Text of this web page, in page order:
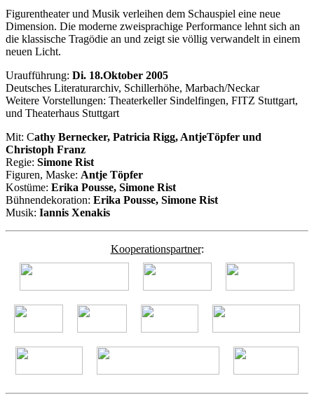
Figurentheater und Musik verleihen dem Schauspiel eine neue
Dimension. Die moderne zweisprachige Performance lehnt sich an
die klassische Tragödie an und zeigt sie völlig verwandelt in einem
neuen Licht.
Uraufführung: Di. 18.Oktober 2005
Deutsches Literaturarchiv, Schillerhöhe, Marbach/Neckar
Weitere Vorstellungen: Theaterkeller Sindelfingen, FITZ Stuttgart,
und Theaterhaus Stuttgart
Mit: Cathy Bernecker, Patricia Rigg, AntjeTöpfer und
Christoph Franz
Regie: Simone Rist
Figuren, Maske: Antje Töpfer
Kostüme: Erika Pousse, Simone Rist
Bühnendekoration: Erika Pousse, Simone Rist
Musik: Iannis Xenakis
Kooperationspartner: